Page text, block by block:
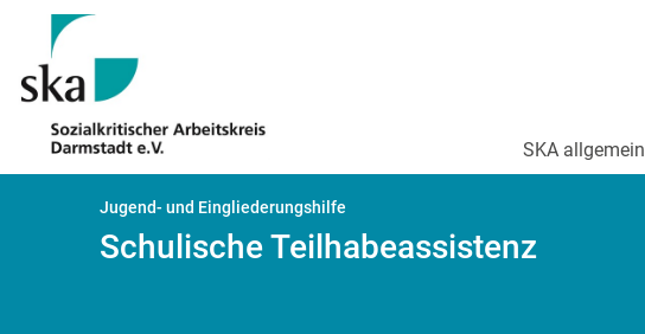
SKA allgemein
Jugend- und Eingliederungshilfe
Schulische Teilhabeassistenz